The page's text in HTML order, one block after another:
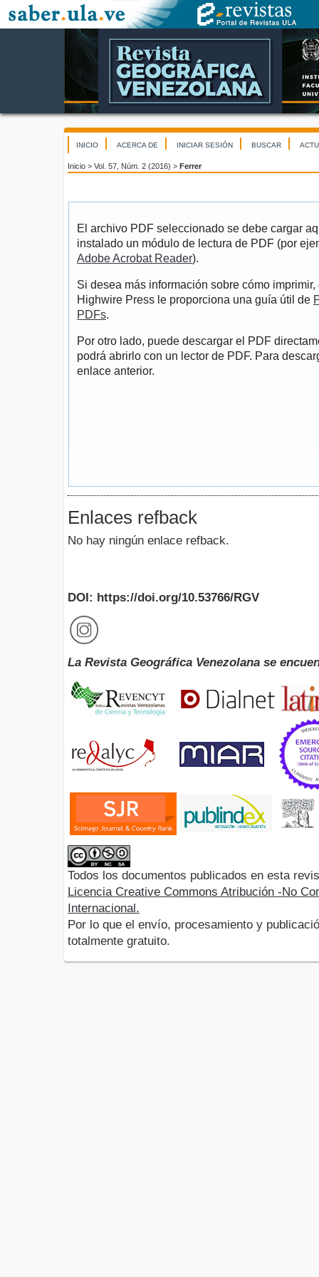
INICIO ACERCA DE INICIAR SESIÓN BUSCAR
Inicio > Vol. 57, Núm. 2 (2016) > Ferrer
El archivo PDF seleccionado se debe cargar
instalado un módulo de lectura de PDF (por
Adobe Acrobat Reader).
Si desea más información sobre cómo
Highwire Press le proporciona una guía útil de
PDFs.
Por otro lado, puede descargar el PDF
podrá abrirlo con un lector de PDF. Para
enlace anterior.
Enlaces refback
No hay ningún enlace refback.
DOI: https://doi.org/10.53766/RGV
La Revista Geográfica Venezolana se
Todos los documentos publicados en esta
Licencia Creative Commons Atribución -No
Internacional.
Por lo que el envío, procesamiento y
totalmente gratuito.